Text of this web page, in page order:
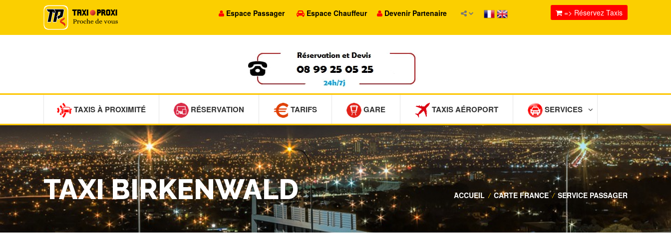
Espace Passager Espace Chauffeur Devenir Partenaire => Réservez Taxis
TAXIS À PROXIMITÉ RÉSERVATION TARIFS GARE TAXIS AÉROPORT SERVICES
TAXI BIRKENWALD ACCUEIL / CARTE FRANCE / SERVICE PASSAGER